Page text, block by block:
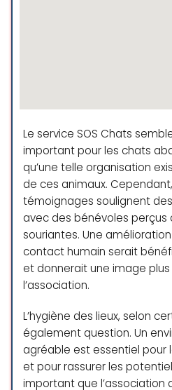
une
le tout en
action. Je
Cette
soigne sans
chevaux
est
équipe !
Le service SOS Chats
important pour les chats
qu’une telle organisation
de ces animaux.
témoignages soulignent
avec des bénévoles perçus
souriantes. Une
contact humain serait
et donnerait une image
l’association.
L’hygiène des lieux, selon
également question. Un
agréable est essentiel pour
et pour rassurer les
important que l’association